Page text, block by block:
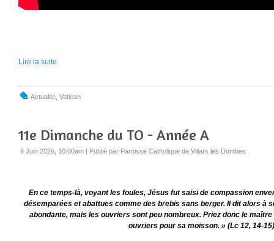
Lire la suite
Actualité Vatican
11e Dimanche du TO - Année A
9 Juin 2026, 10:00am | Publié par Paroisse Catholique de Villars les Dombes
En ce temps-là, voyant les foules, Jésus fut saisi de compassion
désemparées et abattues comme des brebis sans berger. Il dit alors à
abondante, mais les ouvriers sont peu nombreux. Priez donc le
ouvriers pour sa moisson. » (Lc 12, 14-